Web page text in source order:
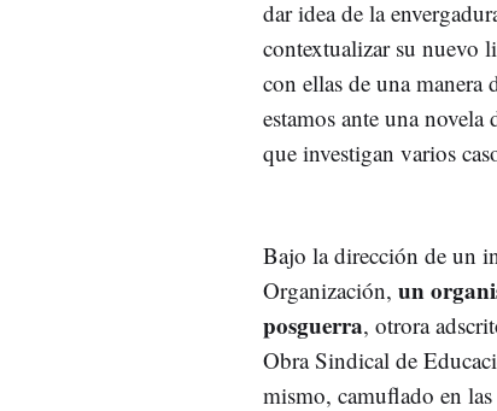
dar idea de la
contextualizar su nuevo
con ellas de una manera
estamos ante una novela
que investigan varios
Bajo la dirección de un
Organización, un
posguerra, otrora
Obra Sindical de
mismo, camuflado en